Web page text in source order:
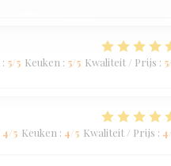
: 5/5 Keuken : 5/5 Kwaliteit / Prijs : 5
4/5 Keuken : 4/5 Kwaliteit / Prijs : 4